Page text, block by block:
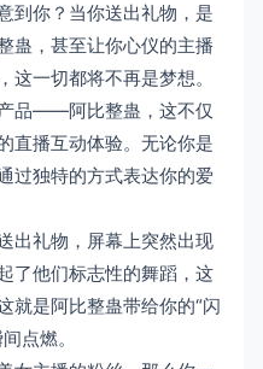
到你？当你送出礼物，是
蛊，甚至让你心仪的主播
这一切都将不再是梦想。
品——阿比整蛊，这不仅
直播互动体验。无论你是
过独特的方式表达你的爱
出礼物，屏幕上突然出现
了他们标志性的舞蹈，这
就是阿比整蛊带给你的“闪
点燃。